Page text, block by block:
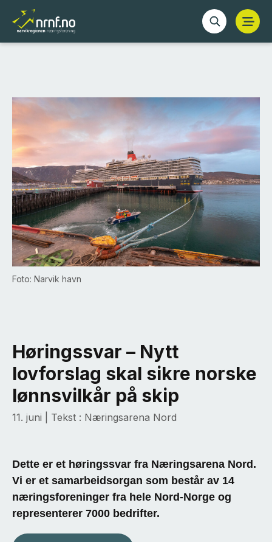
Foto: Narvik havn
Høringssvar – Nytt
lovforslag skal sikre norske
lønnsvilkår på skip
11. juni | Tekst : Næringsarena Nord
Dette er et høringssvar fra Næringsarena Nord.
Vi er et samarbeidsorgan som består av 14
næringsforeninger fra hele Nord-Norge og
representerer 7000 bedrifter.